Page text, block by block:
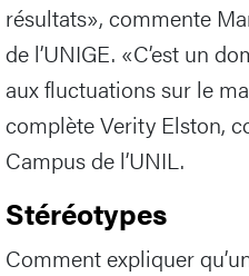
résultats», commente
de l’UNIGE. «C’est un
aux fluctuations sur le
complète Verity Elston,
Campus de l’UNIL.
Stéréotypes
Comment expliquer